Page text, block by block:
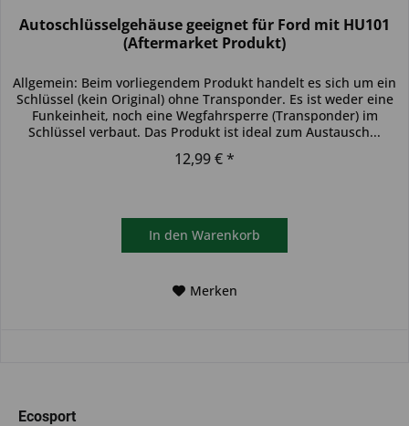
Autoschlüsselgehäuse geeignet für Ford mit HU101
(Aftermarket Produkt)
Allgemein: Beim vorliegendem Produkt handelt es sich um ein
Schlüssel (kein Original) ohne Transponder. Es ist weder eine
Funkeinheit, noch eine Wegfahrsperre (Transponder) im
Schlüssel verbaut. Das Produkt ist ideal zum Austausch...
12,99 € *
In den Warenkorb
Merken
Ecosport